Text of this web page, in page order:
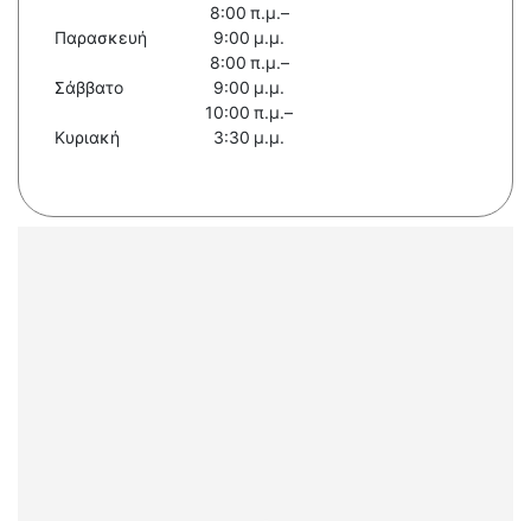
Παρασκευή
8:00 π.μ.–
9:00 μ.μ.
Σάββατο
8:00 π.μ.–
9:00 μ.μ.
Κυριακή
10:00 π.μ.–
3:30 μ.μ.